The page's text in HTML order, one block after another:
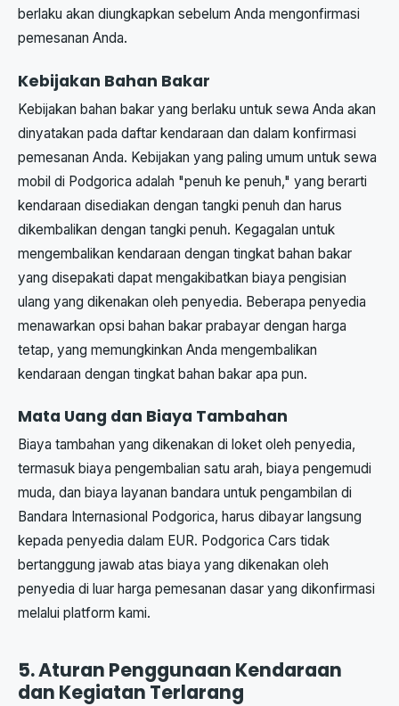
berlaku akan diungkapkan sebelum Anda mengonfirmasi
pemesanan Anda.
Kebijakan Bahan Bakar
Kebijakan bahan bakar yang berlaku untuk sewa Anda akan
dinyatakan pada daftar kendaraan dan dalam konfirmasi
pemesanan Anda. Kebijakan yang paling umum untuk sewa
mobil di Podgorica adalah "penuh ke penuh," yang berarti
kendaraan disediakan dengan tangki penuh dan harus
dikembalikan dengan tangki penuh. Kegagalan untuk
mengembalikan kendaraan dengan tingkat bahan bakar
yang disepakati dapat mengakibatkan biaya pengisian
ulang yang dikenakan oleh penyedia. Beberapa penyedia
menawarkan opsi bahan bakar prabayar dengan harga
tetap, yang memungkinkan Anda mengembalikan
kendaraan dengan tingkat bahan bakar apa pun.
Mata Uang dan Biaya Tambahan
Biaya tambahan yang dikenakan di loket oleh penyedia,
termasuk biaya pengembalian satu arah, biaya pengemudi
muda, dan biaya layanan bandara untuk pengambilan di
Bandara Internasional Podgorica, harus dibayar langsung
kepada penyedia dalam EUR. Podgorica Cars tidak
bertanggung jawab atas biaya yang dikenakan oleh
penyedia di luar harga pemesanan dasar yang dikonfirmasi
melalui platform kami.
5. Aturan Penggunaan Kendaraan
dan Kegiatan Terlarang